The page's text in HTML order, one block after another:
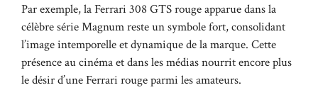
Par exemple, la Ferrari 308 GTS rouge apparue dans la
célèbre série Magnum reste un symbole fort, consolidant
l’image intemporelle et dynamique de la marque. Cette
présence au cinéma et dans les médias nourrit encore plus
le désir d’une Ferrari rouge parmi les amateurs.